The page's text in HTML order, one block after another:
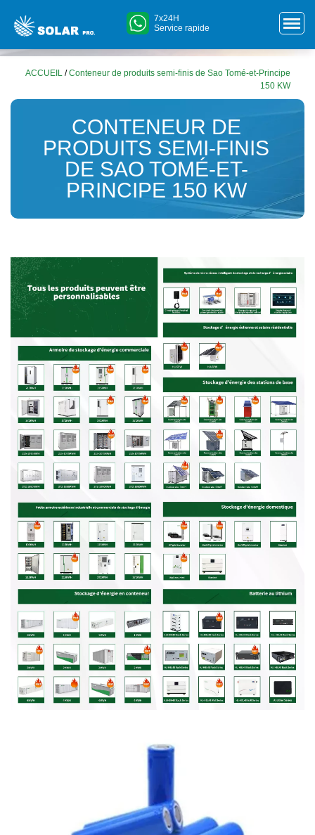
7x24H
Service rapide
ACCUEIL /Conteneur de produits semi-finis de Sao Tomé-et-Principe
150 KW
CONTENEUR DE
PRODUITS SEMI-FINIS
DE SAO TOMÉ-ET-
PRINCIPE 150 KW